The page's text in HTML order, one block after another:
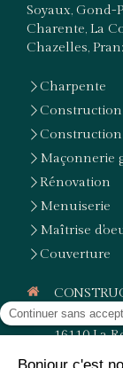
Soyaux, Gond-
Charente, La
Chazelles,
Charpente
Construction
Maçonnerie
Rénovation
Menuiserie
Maîtrise
Couverture
3, Grand
16110 La
Afficher le